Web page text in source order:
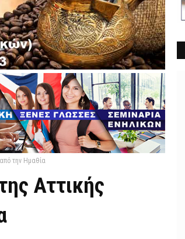
την Ημαθία
Αττικής